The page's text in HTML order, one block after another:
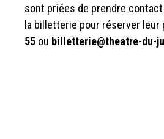
sont priées de prendre
la billetterie pour réserver leur
55 ou billetterie@theatre-du-